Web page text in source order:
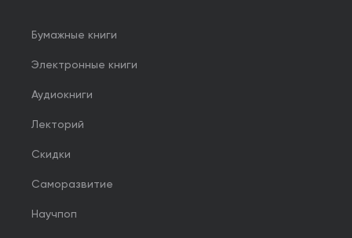
Бумажные книги
Электронные книги
Аудиокниги
Лекторий
Скидки
Саморазвитие
Научпоп